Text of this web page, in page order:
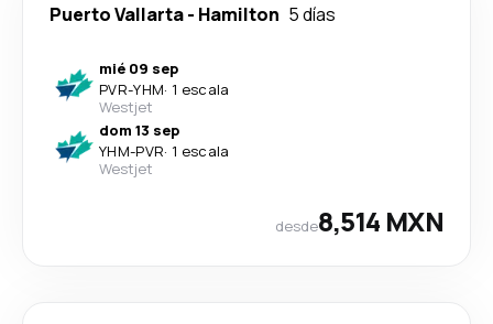
Puerto Vallarta- Hamilton 5 días
mié 09 sep
PVR-YHM· 1 escala
Westjet
dom 13 sep
YHM-PVR· 1 escala
Westjet
desde8,514 MXN